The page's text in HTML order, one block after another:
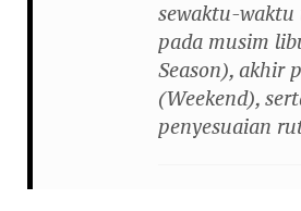
sewaktu-
pada musim
Season), akhir
(Weekend),
penyesuaian